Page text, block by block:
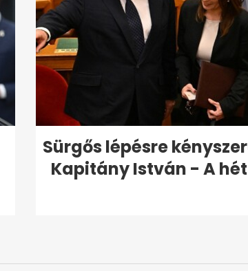
Sürgős lépésre
Kapitány István - A